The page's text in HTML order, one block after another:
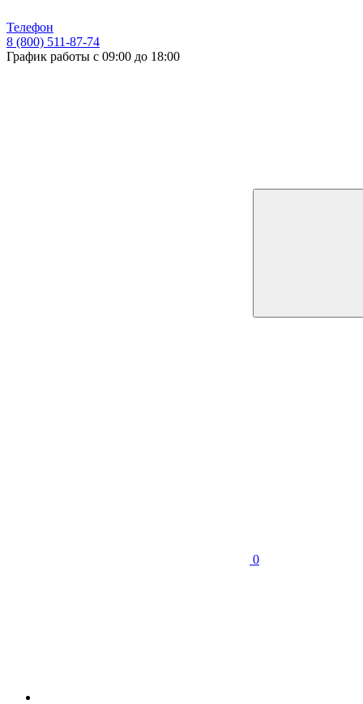
Телефон
8 (800) 511-87-74
График работы с 09:00 до 18:00
0